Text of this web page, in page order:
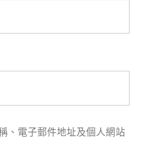
、電子郵件地址及個人網站